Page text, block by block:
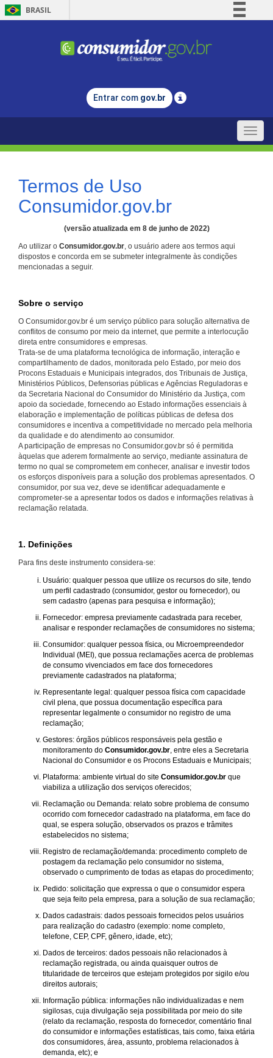
BRASIL
Comunica BR
Legislação
Entrar com gov.br
Toggle
Termos de Uso
Consumidor.gov.br
(versão atualizada em 8 de junho de 2022)
Ao utilizar o Consumidor.gov.br, o usuário adere aos termos aqui
dispostos e concorda em se submeter integralmente às condições
mencionadas a seguir.
Sobre o serviço
O Consumidor.gov.br é um serviço público para solução alternativa de
conflitos de consumo por meio da internet, que permite a interlocução
direta entre consumidores e empresas.
Trata-se de uma plataforma tecnológica de informação, interação e
compartilhamento de dados, monitorada pelo Estado, por meio dos
Procons Estaduais e Municipais integrados, dos Tribunais de Justiça,
Ministérios Públicos, Defensorias públicas e Agências Reguladoras e
da Secretaria Nacional do Consumidor do Ministério da Justiça, com
apoio da sociedade, fornecendo ao Estado informações essenciais à
elaboração e implementação de políticas públicas de defesa dos
consumidores e incentiva a competitividade no mercado pela melhoria
da qualidade e do atendimento ao consumidor.
A participação de empresas no Consumidor.gov.br só é permitida
àquelas que aderem formalmente ao serviço, mediante assinatura de
termo no qual se comprometem em conhecer, analisar e investir todos
os esforços disponíveis para a solução dos problemas apresentados. O
consumidor, por sua vez, deve se identificar adequadamente e
comprometer-se a apresentar todos os dados e informações relativas à
reclamação relatada.
1. Definições
Para fins deste instrumento considera-se:
Usuário: qualquer pessoa que utilize os recursos do site, tendo
um perfil cadastrado (consumidor, gestor ou fornecedor), ou
sem cadastro (apenas para pesquisa e informação);
Fornecedor: empresa previamente cadastrada para receber,
analisar e responder reclamações de consumidores no sistema;
Consumidor: qualquer pessoa física, ou Microempreendedor
Individual (MEI), que possua reclamações acerca de problemas
de consumo vivenciados em face dos fornecedores
previamente cadastrados na plataforma;
Representante legal: qualquer pessoa física com capacidade
civil plena, que possua documentação específica para
representar legalmente o consumidor no registro de uma
reclamação;
Gestores: órgãos públicos responsáveis pela gestão e
monitoramento do Consumidor.gov.br, entre eles a Secretaria
Nacional do Consumidor e os Procons Estaduais e Municipais;
Plataforma: ambiente virtual do site Consumidor.gov.br que
viabiliza a utilização dos serviços oferecidos;
Reclamação ou Demanda: relato sobre problema de consumo
ocorrido com fornecedor cadastrado na plataforma, em face do
qual, se espera solução, observados os prazos e trâmites
estabelecidos no sistema;
Registro de reclamação/demanda: procedimento completo de
postagem da reclamação pelo consumidor no sistema,
observado o cumprimento de todas as etapas do procedimento;
Pedido: solicitação que expressa o que o consumidor espera
que seja feito pela empresa, para a solução de sua reclamação;
Dados cadastrais: dados pessoais fornecidos pelos usuários
para realização do cadastro (exemplo: nome completo,
telefone, CEP, CPF, gênero, idade, etc);
Dados de terceiros: dados pessoais não relacionados à
reclamação registrada, ou ainda quaisquer outros de
titularidade de terceiros que estejam protegidos por sigilo e/ou
direitos autorais;
Informação pública: informações não individualizadas e nem
sigilosas, cuja divulgação seja possibilitada por meio do site
(relato da reclamação, resposta do fornecedor, comentário final
do consumidor e informações estatísticas, tais como, faixa etária
dos consumidores, área, assunto, problema relacionados à
demanda, etc); e